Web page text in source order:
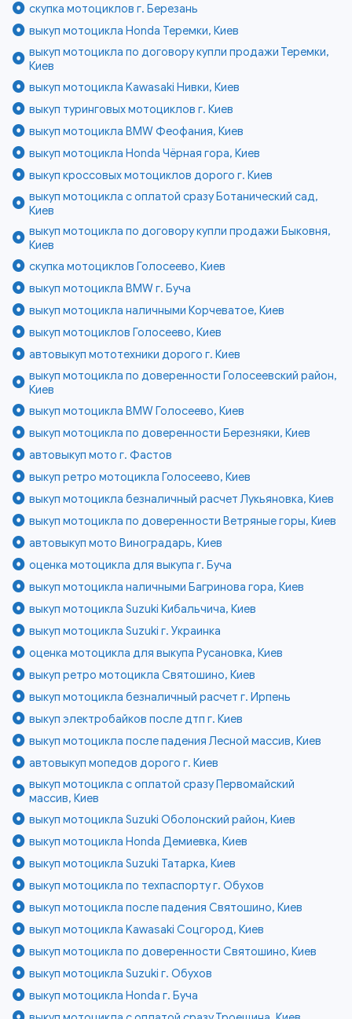
скупка мотоциклов г. Березань
выкуп мотоцикла Honda Теремки, Киев
выкуп мотоцикла по договору купли продажи Теремки,
Киев
выкуп мотоцикла Kawasaki Нивки, Киев
выкуп туринговых мотоциклов г. Киев
выкуп мотоцикла BMW Феофания, Киев
выкуп мотоцикла Honda Чёрная гора, Киев
выкуп кроссовых мотоциклов дорого г. Киев
выкуп мотоцикла с оплатой сразу Ботанический сад,
Киев
выкуп мотоцикла по договору купли продажи Быковня,
Киев
скупка мотоциклов Голосеево, Киев
выкуп мотоцикла BMW г. Буча
выкуп мотоцикла наличными Корчеватое, Киев
выкуп мотоциклов Голосеево, Киев
автовыкуп мототехники дорого г. Киев
выкуп мотоцикла по доверенности Голосеевский район,
Киев
выкуп мотоцикла BMW Голосеево, Киев
выкуп мотоцикла по доверенности Березняки, Киев
автовыкуп мото г. Фастов
выкуп ретро мотоцикла Голосеево, Киев
выкуп мотоцикла безналичный расчет Лукьяновка, Киев
выкуп мотоцикла по доверенности Ветряные горы, Киев
автовыкуп мото Виноградарь, Киев
оценка мотоцикла для выкупа г. Буча
выкуп мотоцикла наличными Багринова гора, Киев
выкуп мотоцикла Suzuki Кибальчича, Киев
выкуп мотоцикла Suzuki г. Украинка
оценка мотоцикла для выкупа Русановка, Киев
выкуп ретро мотоцикла Святошино, Киев
выкуп мотоцикла безналичный расчет г. Ирпень
выкуп электробайков после дтп г. Киев
выкуп мотоцикла после падения Лесной массив, Киев
автовыкуп мопедов дорого г. Киев
выкуп мотоцикла с оплатой сразу Первомайский
массив, Киев
выкуп мотоцикла Suzuki Оболонский район, Киев
выкуп мотоцикла Honda Демиевка, Киев
выкуп мотоцикла Suzuki Татарка, Киев
выкуп мотоцикла по техпаспорту г. Обухов
выкуп мотоцикла после падения Святошино, Киев
выкуп мотоцикла Kawasaki Соцгород, Киев
выкуп мотоцикла по доверенности Святошино, Киев
выкуп мотоцикла Suzuki г. Обухов
выкуп мотоцикла Honda г. Буча